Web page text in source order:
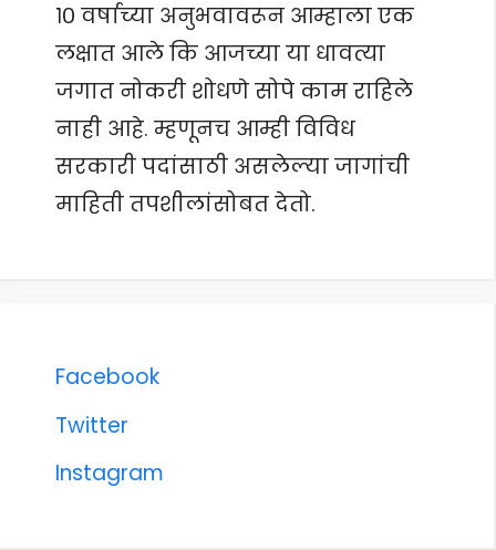
१० वर्षाच्या अनुभवावरून आम्हाला एक
लक्षात आले कि आजच्या या धावत्या
जगात नोकरी शोधणे सोपे काम राहिले
नाही आहे. म्हणूनच आम्ही विविध
सरकारी पदांसाठी असलेल्या जागांची
माहिती तपशीलांसोबत देतो.
Facebook
Twitter
Instagram